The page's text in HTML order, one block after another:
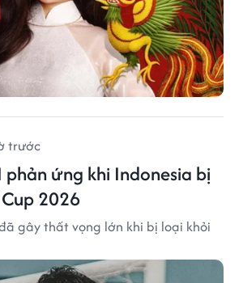
trước
phản ứng khi Indonesia bị
2026
gây thất vọng lớn khi bị loại khỏi